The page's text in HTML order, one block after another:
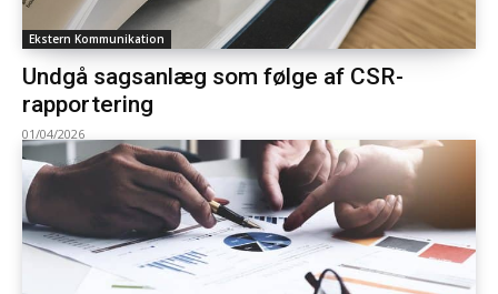
Ekstern Kommunikation
Undgå sagsanlæg som følge af CSR-
rapportering
01/04/2026